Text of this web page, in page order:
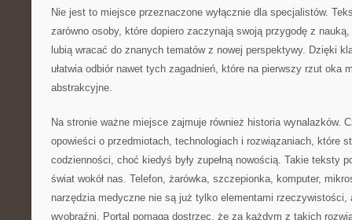
Nie jest to miejsce przeznaczone wyłącznie dla specjalistów.
zarówno osoby, które dopiero zaczynają swoją przygodę z
lubią wracać do znanych tematów z nowej perspektywy. Dzięki
ułatwia odbiór nawet tych zagadnień, które na pierwszy rzut oka
abstrakcyjne.
Na stronie ważne miejsce zajmuje również historia wynalazków.
opowieści o przedmiotach, technologiach i rozwiązaniach, które
codzienności, choć kiedyś były zupełną nowością. Takie teksty
świat wokół nas. Telefon, żarówka, szczepionka, komputer,
narzędzia medyczne nie są już tylko elementami rzeczywistości,
wyobraźni. Portal pomaga dostrzec, że za każdym z takich